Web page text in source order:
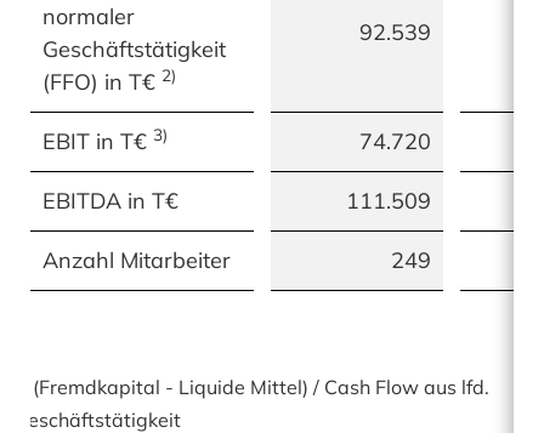
normaler
Geschäftstätigkeit
(FFO) in T€ 2)
92.539
EBIT in T€ 3) 74.720
EBITDA in T€ 111.509
Anzahl Mitarbeiter 249
) (Fremdkapital - Liquide Mittel) / Cash Flow aus lfd.
Geschäftstätigkeit